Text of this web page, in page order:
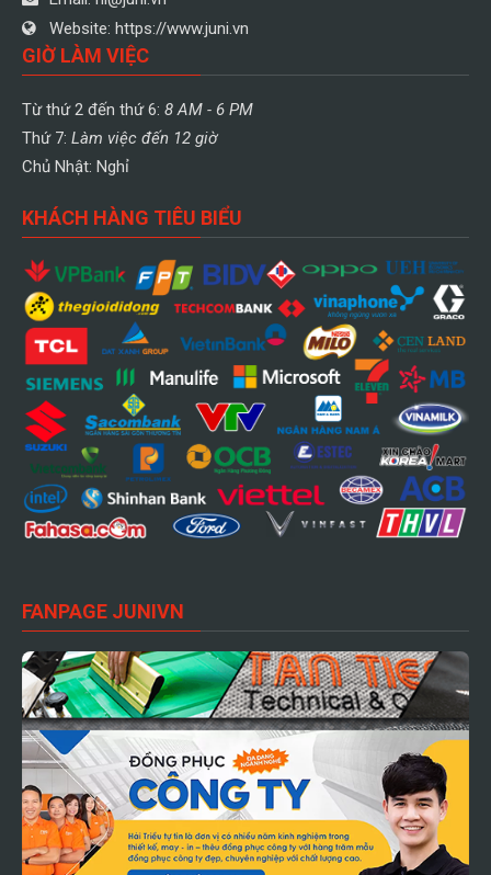
Website: https://www.juni.vn
GIỜ LÀM VIỆC
Từ thứ 2 đến thứ 6: 8 AM - 6 PM
Thứ 7: Làm việc đến 12 giờ
Chủ Nhật: Nghỉ
KHÁCH HÀNG TIÊU BIỂU
FANPAGE JUNIVN